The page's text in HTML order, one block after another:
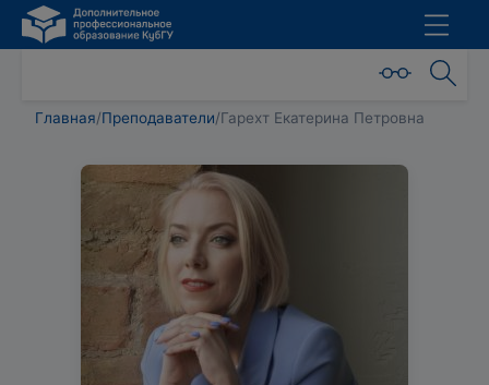
Главная/Преподаватели/Гарехт Екатерина Петровна